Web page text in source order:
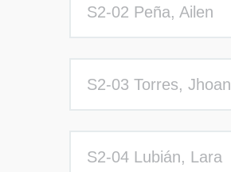
S2-02 Peña, Ailen
S2-03 Torres, Jhoan
S2-04 Lubián, Lara